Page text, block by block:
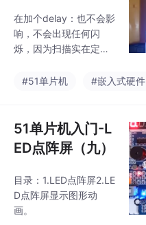
量，否则会有影响。按
下按键1：+1按键2：-
1。按键3：TL +1按键
没响应：显示1。这样上
0。
在加个delay：也不会影
响，不会出现任何闪
烁，因为扫描实在定时
们的按键检测，他影响
也在扫描，松手就变
了。数码管里面也有del
ay可以进行修改定时器
用调，定时器会自动调
用扫描显示在数码管
上。分别运行：也可以
#51单片机 #嵌入式硬件
51单片机入门-L
ED点阵屏（九）
目录：1.LED点阵屏2.LE
D点阵屏显示图形动
画。